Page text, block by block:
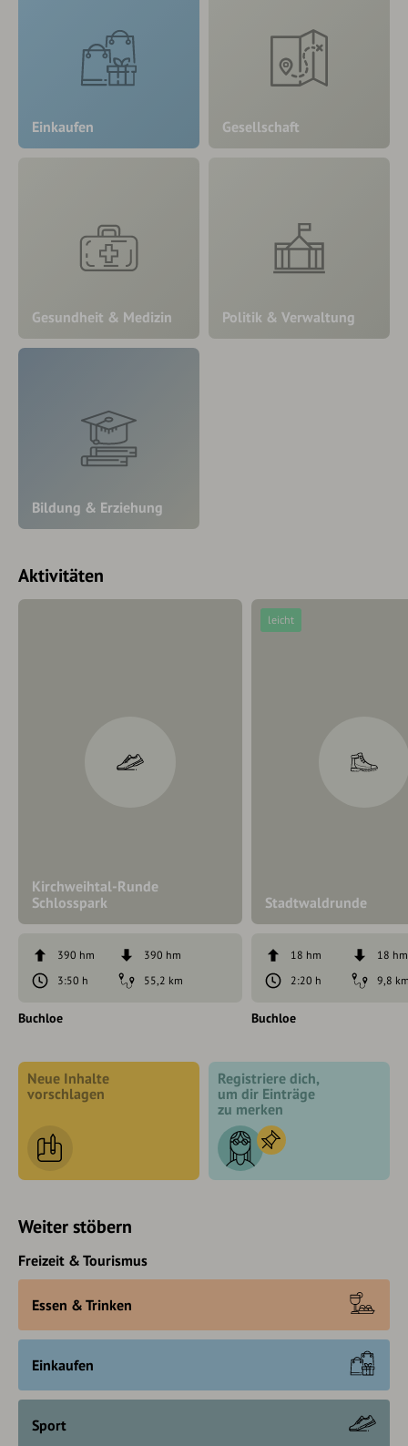
Einkaufen Gesellschaft
Gesundheit & Medizin Politik & Verwaltung
Bildung & Erziehung
Aktivitäten
Kirchweihtal-Runde
Schlosspark
390 hm
390 hm
3:50 h
55,2 km
Buchloe
Stadtwaldrunde
leicht
18 hm
18 hm
2:20 h
9,8
Buchloe
Neue Inhalte
vorschlagen
Registriere dich,
um dir Einträge
zu merken
Weiter stöbern
Freizeit & Tourismus
Essen & Trinken
Einkaufen
Sport